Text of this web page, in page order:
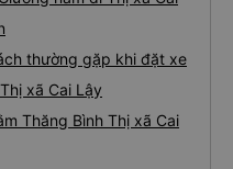
thường gặp khi đặt xe
xã Cai Lậy
Thăng Bình Thị xã Cai